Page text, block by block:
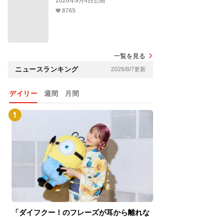
8765
一覧を見る
ニュースランキング 2026/8/7更新
デイリー 週間 月間
「ダイフクー！のフレーズが耳から離れな